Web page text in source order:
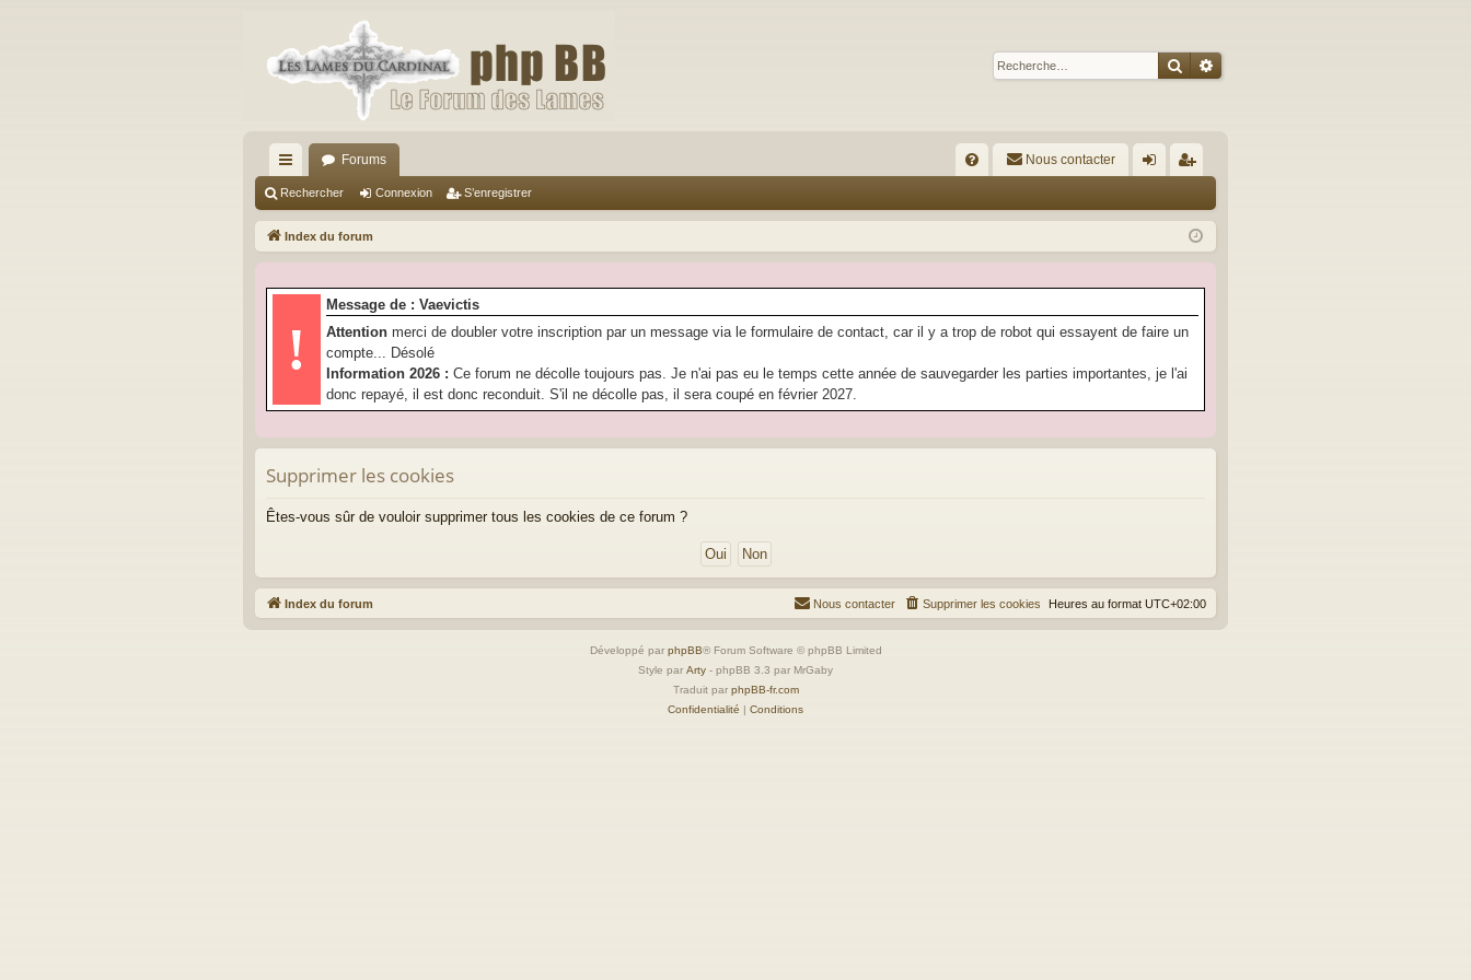
Rechercher
Recherche avancée
cc
ès
pi
Forums
Q
Nous contacter
ne
on
nr
ist
Rechercher Connexion S’enregistrer
Index du forum
!
Message de : Vaevictis
Attention merci de doubler votre inscription par un message via le formulaire de contact, car il y a trop de robot qui essayent de faire un
compte... Désolé
Information 2026 : Ce forum ne décolle toujours pas. Je n'ai pas eu le temps cette année de sauvegarder les parties importantes, je l'ai
donc repayé, il est donc reconduit. S'il ne décolle pas, il sera coupé en février 2027.
Supprimer les cookies
Êtes-vous sûr de vouloir supprimer tous les cookies de ce forum ?
Index du forum Heures au format UTC+02:00
Supprimer les cookies
Nous contacter
Développé par phpBB® Forum Software © phpBB Limited
Style par Arty - phpBB 3.3 par MrGaby
Traduit par phpBB-fr.com
Confidentialité | Conditions